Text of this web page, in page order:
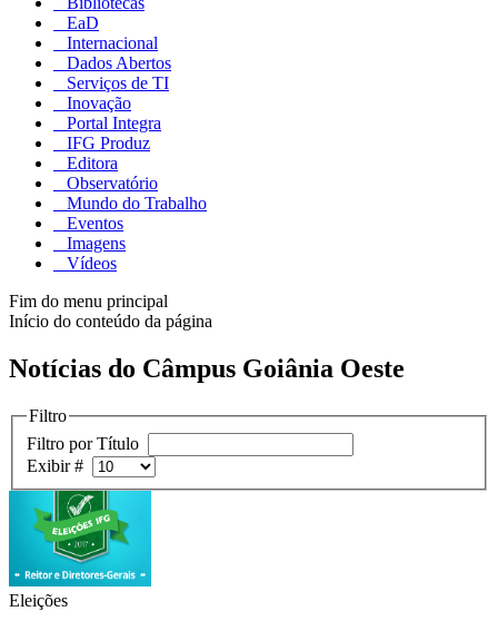
EaD
Internacional
Dados Abertos
Serviços de TI
Inovação
Portal Integra
IFG Produz
Editora
Observatório
Mundo do Trabalho
Eventos
Imagens
Vídeos
Fim do menu principal
Início do conteúdo da página
Notícias do Câmpus Goiânia Oeste
Filtro
Filtro por Título
Exibir #
Eleições